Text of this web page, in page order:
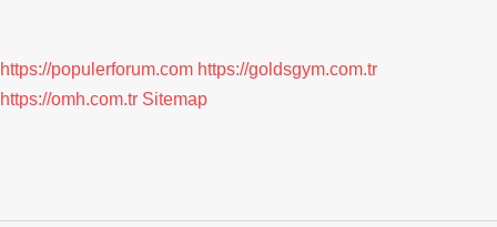
https://populerforum.com https://goldsgym.com.tr
https://omh.com.tr Sitemap